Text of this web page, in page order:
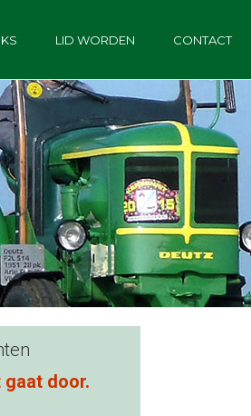
LID WORDEN CONTACT
door.